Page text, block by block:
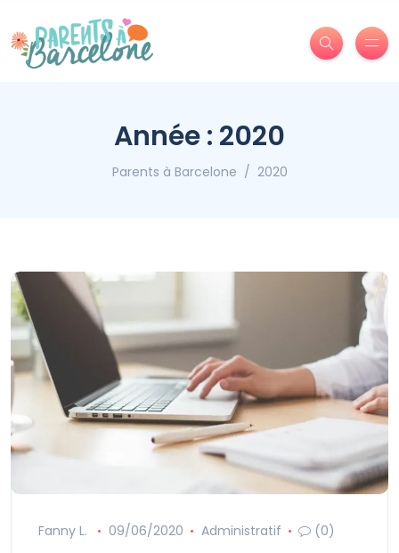
Année : 2020
Parents à Barcelone 2020
Fanny L. 09/06/2020 Administratif (0)